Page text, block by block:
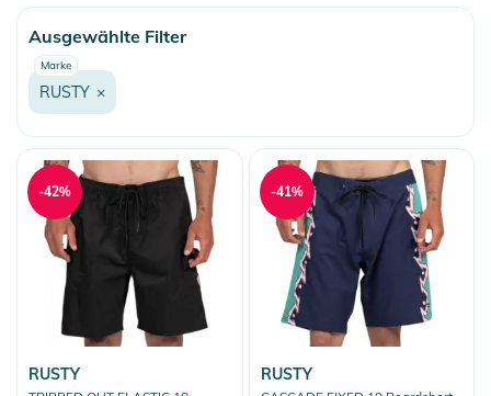
Fashion & More
Ausgewählte Filter
Marke
RUSTY ×
RUSTY
-42%
RUSTY
-41%